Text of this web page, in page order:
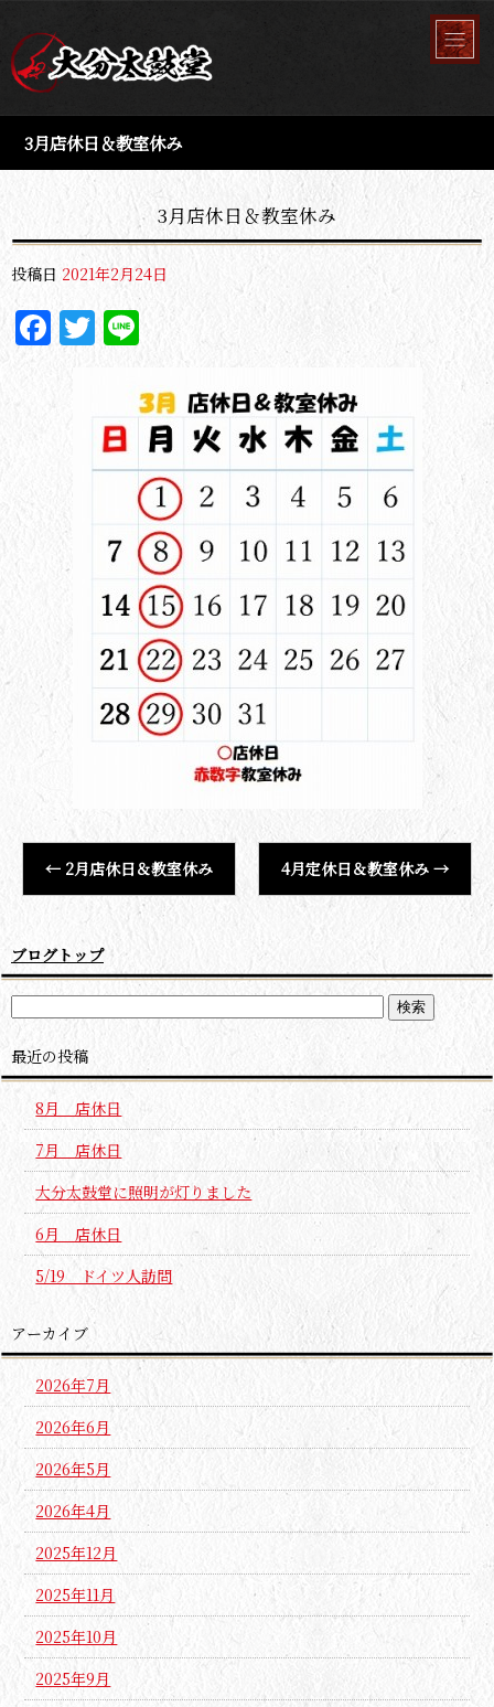
3月店休日＆教室休み
3月店休日＆教室休み
投稿日 2021年2月24日
Facebook
Twitter
Line
← 2月店休日＆教室休み 4月定休日＆教室休み →
ブログトップ
最近の投稿
8月 店休日
7月 店休日
大分太鼓堂に照明が灯りました
6月 店休日
5/19 ドイツ人訪問
アーカイブ
2026年7月
2026年6月
2026年5月
2026年4月
2025年12月
2025年11月
2025年10月
2025年9月